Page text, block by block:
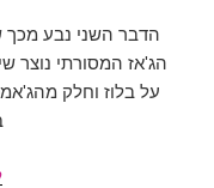
הדבר השני נבע מכך
הג'אז המסורתי נוצר
על בלוז וחלק